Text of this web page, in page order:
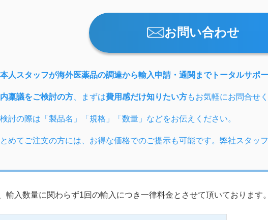
お問い合わせ
本人スタッフが海外医薬品の調達から輸入申請・通関までトータルサポ
稟議をご検討の方 、まずは費用感だけ知りたい方もお気軽にお問合せく
討の際は「製品名」「規格」「数量」などをお伝えください。
めてご注文の方には、お得な価格でのご提示も可能です。弊社スタッ
入数量に関わらず1回の輸入につき一律料金とさせて頂いております。